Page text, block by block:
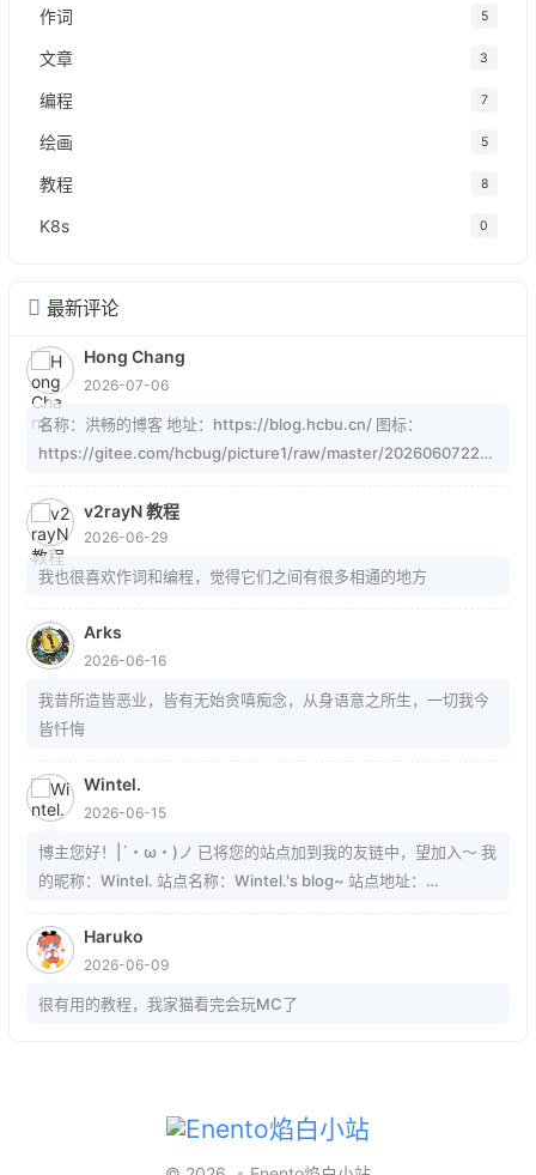
作词 5
文章 3
编程 7
绘画 5
教程 8
K8s 0
最新评论
Hong Chang
2026-07-06
名称：洪畅的博客 地址：https://blog.hcbu.cn/ 图标：
https://gitee.com/hcbug/picture1/raw/master/20260607223
https://blog.hcbu.cn/atom.xml
v2rayN 教程
2026-06-29
我也很喜欢作词和编程，觉得它们之间有很多相通的地方
Arks
2026-06-16
我昔所造皆恶业，皆有无始贪嗔痴念，从身语意之所生，一切我今
皆忏悔
Wintel.
2026-06-15
博主您好！|´・ω・)ノ 已将您的站点加到我的友链中，望加入～ 我
的昵称：Wintel. 站点名称：Wintel.'s blog~ 站点地址：
https://mrwintel.xyz/local/avatar.jpg 站点描述：树在。山在。大
地在。岁月在。我在。
Haruko
2026-06-09
很有用的教程，我家猫看完会玩MC了